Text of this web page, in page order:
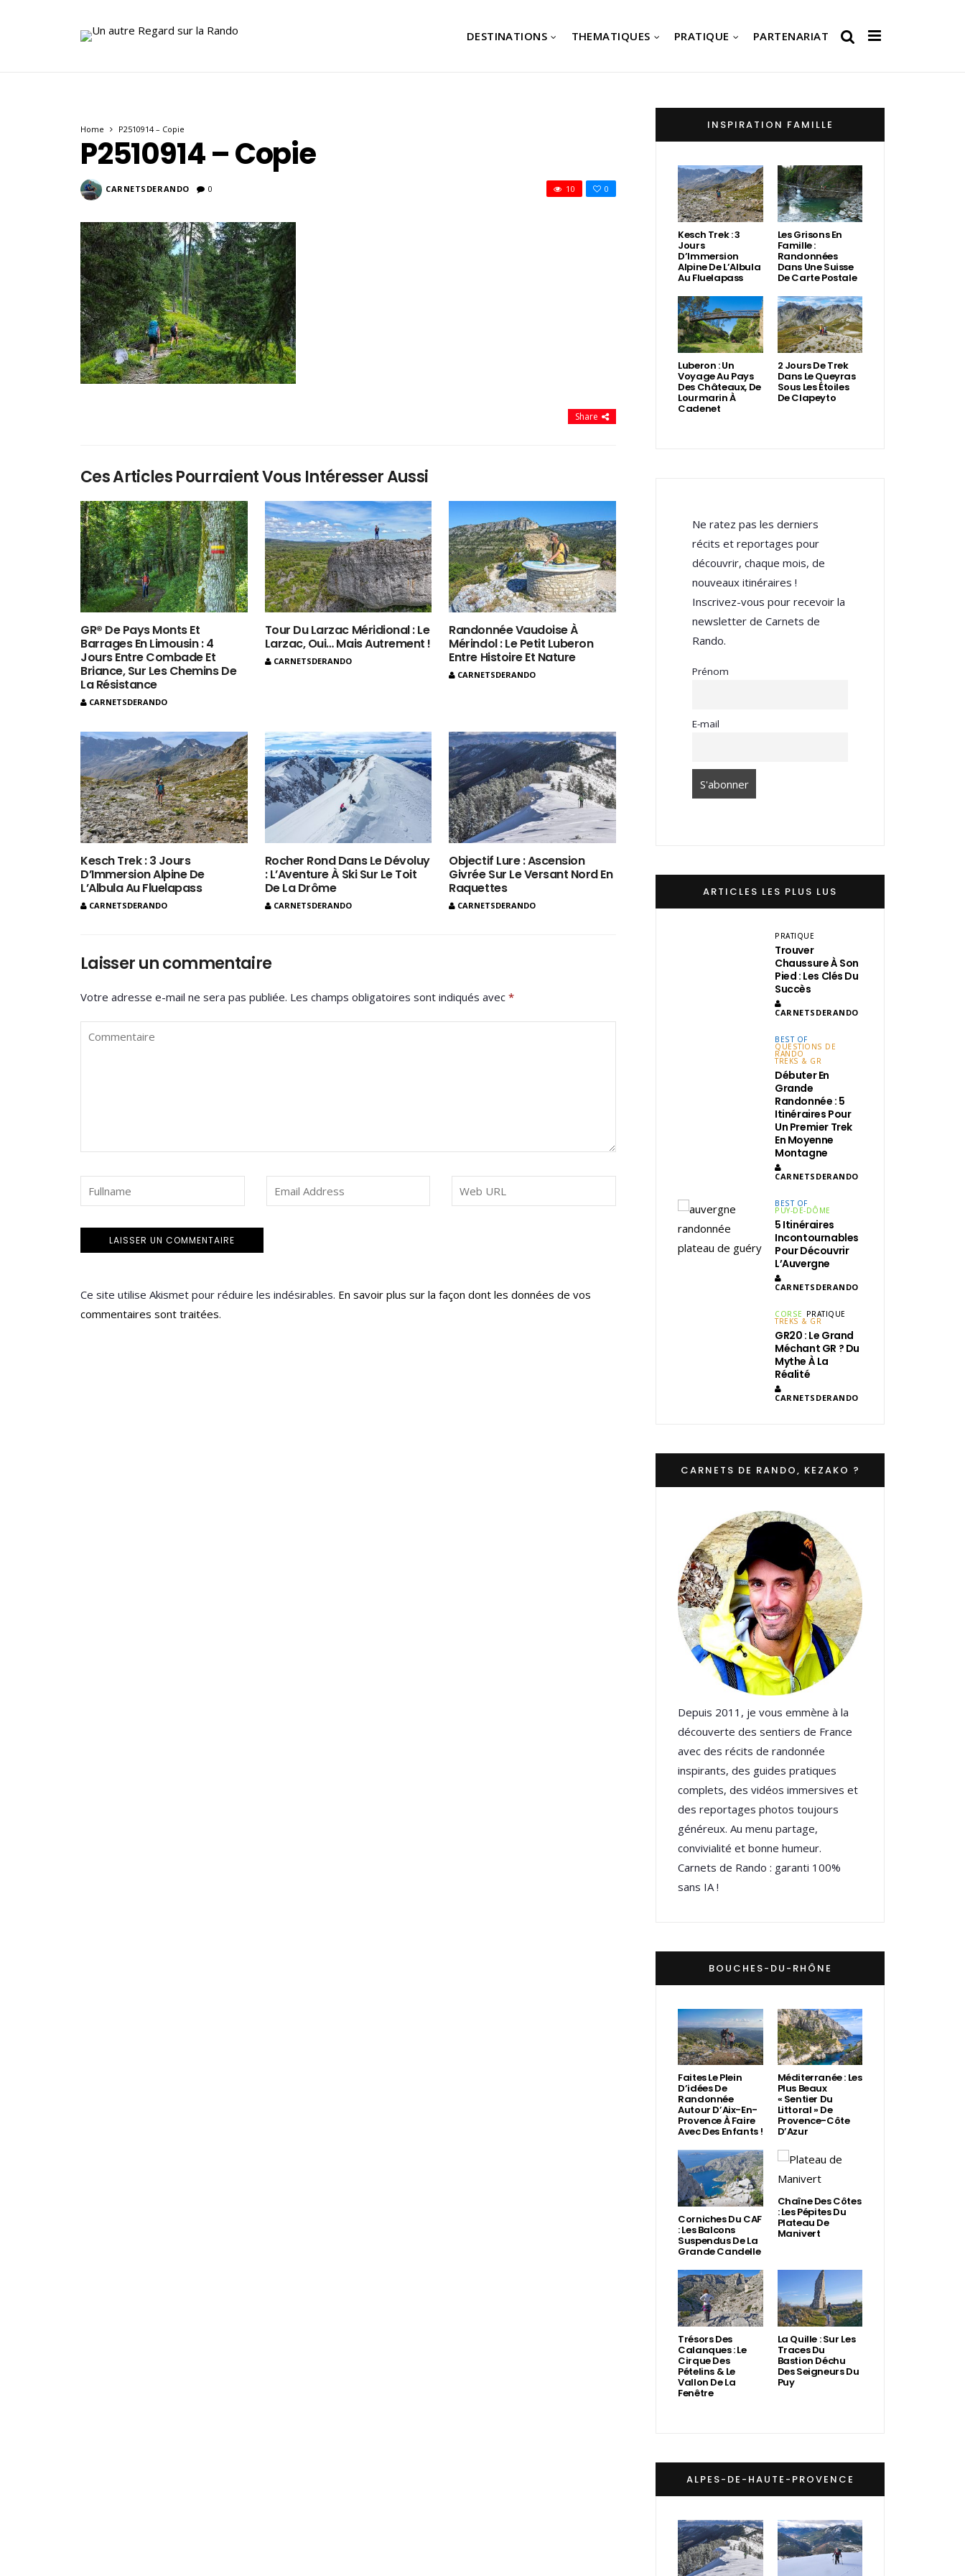
DESTINATIONS THEMATIQUES PRATIQUE PARTENARIAT
Home P2510914 – Copie
P2510914 – Copie
CARNETSDERANDO 0 0
10
Share
Ces Articles Pourraient Vous Intéresser Aussi
GR® De Pays Monts Et
Barrages En Limousin : 4
Jours Entre Combade Et
Briance, Sur Les Chemins De
La Résistance
CARNETSDERANDO
Tour Du Larzac Méridional : Le
Larzac, Oui… Mais Autrement !
CARNETSDERANDO
Randonnée Vaudoise À
Mérindol : Le Petit Luberon
Entre Histoire Et Nature
CARNETSDERANDO
Kesch Trek : 3 Jours
D’Immersion Alpine De
L’Albula Au Fluelapass
CARNETSDERANDO
Rocher Rond Dans Le Dévoluy
: L’Aventure À Ski Sur Le Toit
De La Drôme
CARNETSDERANDO
Objectif Lure : Ascension
Givrée Sur Le Versant Nord En
Raquettes
CARNETSDERANDO
Laisser un commentaire
Votre adresse e-mail ne sera pas publiée. Les champs obligatoires sont indiqués avec *
Ce site utilise Akismet pour réduire les indésirables. En savoir plus sur la façon dont les données de vos
commentaires sont traitées.
INSPIRATION FAMILLE
Kesch Trek : 3
Jours
D’Immersion
Alpine De L’Albula
Au Fluelapass
Les Grisons En
Famille :
Randonnées
Dans Une Suisse
De Carte Postale
Luberon : Un
Voyage Au Pays
Des Châteaux, De
Lourmarin À
Cadenet
2 Jours De Trek
Dans Le Queyras
Sous Les Étoiles
De Clapeyto
Ne ratez pas les derniers
récits et reportages pour
découvrir, chaque mois, de
nouveaux itinéraires !
Inscrivez-vous pour recevoir la
newsletter de Carnets de
Rando.
Prénom
E-mail
ARTICLES LES PLUS LUS
PRATIQUE
Trouver
Chaussure À Son
Pied : Les Clés Du
Succès
CARNETSDERANDO
BEST OF
QUESTIONS DE
RANDO
TREKS & GR
Débuter En
Grande
Randonnée : 5
Itinéraires Pour
Un Premier Trek
En Moyenne
Montagne
CARNETSDERANDO
BEST OF
PUY-DE-DÔME
5 Itinéraires
Incontournables
Pour Découvrir
L’Auvergne
CARNETSDERANDO
CORSE PRATIQUE
TREKS & GR
GR20 : Le Grand
Méchant GR ? Du
Mythe À La
Réalité
CARNETSDERANDO
CARNETS DE RANDO, KEZAKO ?
Depuis 2011, je vous emmène à la
découverte des sentiers de France
avec des récits de randonnée
inspirants, des guides pratiques
complets, des vidéos immersives et
des reportages photos toujours
généreux. Au menu partage,
convivialité et bonne humeur.
Carnets de Rando : garanti 100%
sans IA !
BOUCHES-DU-RHÔNE
Faites Le Plein
D’idées De
Randonnée
Autour D’Aix-En-
Provence À Faire
Avec Des Enfants !
Méditerranée : Les
Plus Beaux
« Sentier Du
Littoral » De
Provence-Côte
D’Azur
Corniches Du CAF
: Les Balcons
Suspendus De La
Grande Candelle
Chaîne Des Côtes
: Les Pépites Du
Plateau De
Manivert
Trésors Des
Calanques : Le
Cirque Des
Pételins & Le
Vallon De La
Fenêtre
La Quille : Sur Les
Traces Du
Bastion Déchu
Des Seigneurs Du
Puy
ALPES-DE-HAUTE-PROVENCE